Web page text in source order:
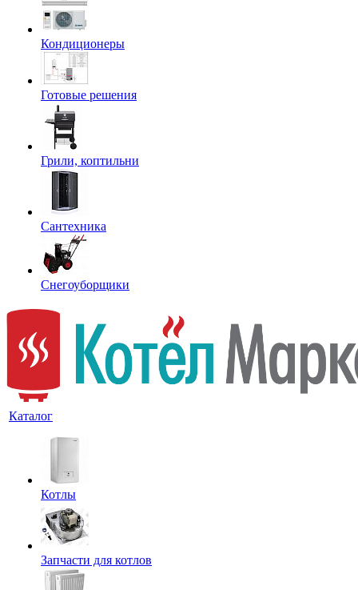
Кондиционеры
Готовые решения
Грили, коптильни
Сантехника
Снегоуборщики
Каталог
Котлы
Запчасти для котлов